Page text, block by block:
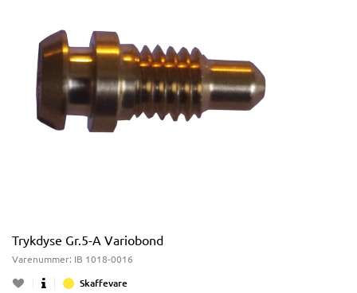
Trykdyse Gr.5-A Variobond
Varenummer: IB 1018-0016
Skaffevare